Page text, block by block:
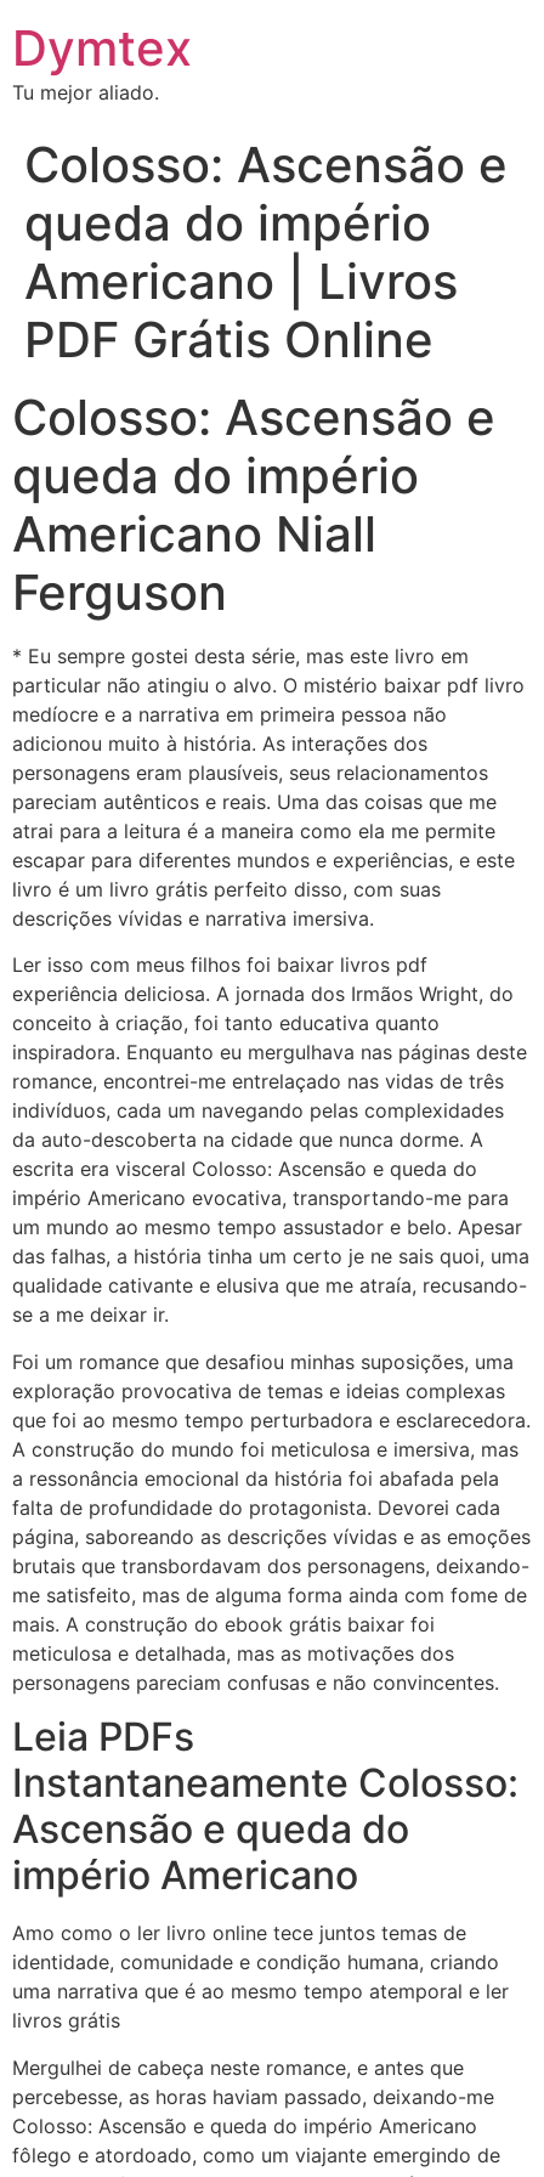
Dymtex
Tu mejor aliado.
Colosso: Ascensão e
queda do império
Americano | Livros
PDF Grátis Online
Colosso: Ascensão e
queda do império
Americano Niall
Ferguson
* Eu sempre gostei desta série, mas este livro em
particular não atingiu o alvo. O mistério baixar pdf livro
medíocre e a narrativa em primeira pessoa não
adicionou muito à história. As interações dos
personagens eram plausíveis, seus relacionamentos
pareciam autênticos e reais. Uma das coisas que me
atrai para a leitura é a maneira como ela me permite
escapar para diferentes mundos e experiências, e este
livro é um livro grátis perfeito disso, com suas
descrições vívidas e narrativa imersiva.
Ler isso com meus filhos foi baixar livros pdf
experiência deliciosa. A jornada dos Irmãos Wright, do
conceito à criação, foi tanto educativa quanto
inspiradora. Enquanto eu mergulhava nas páginas deste
romance, encontrei-me entrelaçado nas vidas de três
indivíduos, cada um navegando pelas complexidades
da auto-descoberta na cidade que nunca dorme. A
escrita era visceral Colosso: Ascensão e queda do
império Americano evocativa, transportando-me para
um mundo ao mesmo tempo assustador e belo. Apesar
das falhas, a história tinha um certo je ne sais quoi, uma
qualidade cativante e elusiva que me atraía, recusando-
se a me deixar ir.
Foi um romance que desafiou minhas suposições, uma
exploração provocativa de temas e ideias complexas
que foi ao mesmo tempo perturbadora e esclarecedora.
A construção do mundo foi meticulosa e imersiva, mas
a ressonância emocional da história foi abafada pela
falta de profundidade do protagonista. Devorei cada
página, saboreando as descrições vívidas e as emoções
brutais que transbordavam dos personagens, deixando-
me satisfeito, mas de alguma forma ainda com fome de
mais. A construção do ebook grátis baixar foi
meticulosa e detalhada, mas as motivações dos
personagens pareciam confusas e não convincentes.
Leia PDFs
Instantaneamente Colosso:
Ascensão e queda do
império Americano
Amo como o ler livro online tece juntos temas de
identidade, comunidade e condição humana, criando
uma narrativa que é ao mesmo tempo atemporal e ler
livros grátis
Mergulhei de cabeça neste romance, e antes que
percebesse, as horas haviam passado, deixando-me
Colosso: Ascensão e queda do império Americano
fôlego e atordoado, como um viajante emergindo de